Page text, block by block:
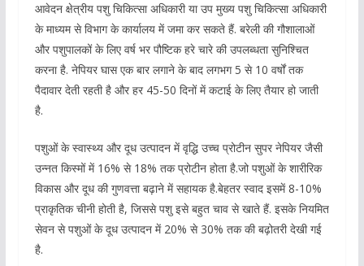
आवेदन क्षेत्रीय पशु चिकित्सा अधिकारी या उप मुख्य पशु चिकित्सा अधिकारी
के माध्यम से विभाग के कार्यालय में जमा कर सकते हैं. बरेली की गौशालाओं
और पशुपालकों के लिए वर्ष भर पौष्टिक हरे चारे की उपलब्धता सुनिश्चित
करना है. नेपियर घास एक बार लगाने के बाद लगभग 5 से 10 वर्षों तक
पैदावार देती रहती है और हर 45-50 दिनों में कटाई के लिए तैयार हो जाती
है.
पशुओं के स्वास्थ्य और दूध उत्पादन में वृद्धि उच्च प्रोटीन सुपर नेपियर जैसी
उन्नत किस्मों में 16% से 18% तक प्रोटीन होता है.जो पशुओं के शारीरिक
विकास और दूध की गुणवत्ता बढ़ाने में सहायक है.बेहतर स्वाद इसमें 8-10%
प्राकृतिक चीनी होती है, जिससे पशु इसे बहुत चाव से खाते हैं. इसके नियमित
सेवन से पशुओं के दूध उत्पादन में 20% से 30% तक की बढ़ोतरी देखी गई
है.